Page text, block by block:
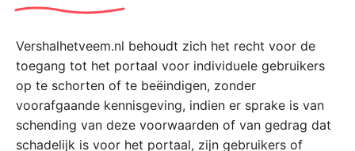
Vershalhetveem.nl behoudt zich het recht voor de
toegang tot het portaal voor individuele gebruikers
op te schorten of te beëindigen, zonder
voorafgaande kennisgeving, indien er sprake is van
schending van deze voorwaarden of van gedrag dat
schadelijk is voor het portaal, zijn gebruikers of